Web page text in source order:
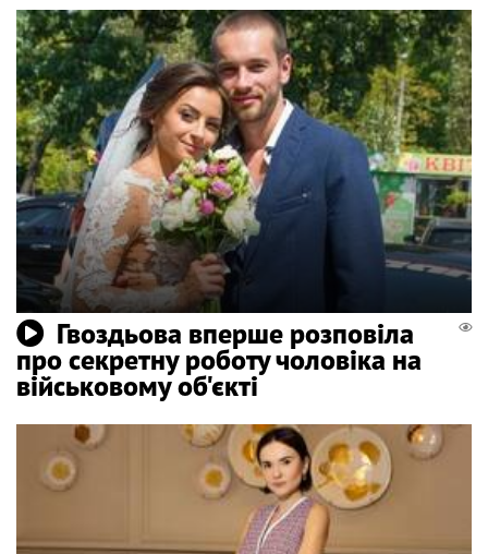
Гвоздьова вперше розповіла
про секретну роботу чоловіка на
військовому об'єкті